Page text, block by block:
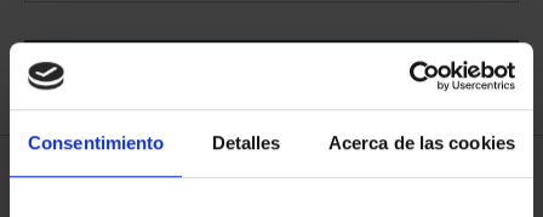
Consentimiento Detalles Acerca de las cookies
1 Productos encontrados